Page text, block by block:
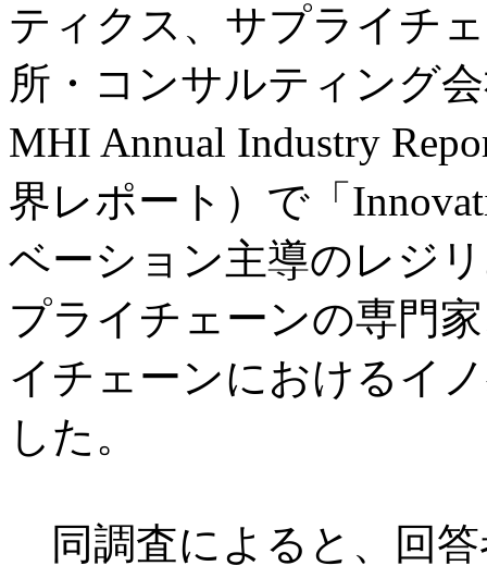
ティクス、サプライチ
所・コンサルティング
MHI Annual Industry
界レポート）で「
ベーション主導のレジ
プライチェーンの専門
イチェーンにおけるイ
した。
同調査によると、回答